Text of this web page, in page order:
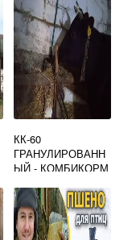
КК-60
ГРАНУЛИРОВАНН
ЫЙ - КОМБИКОРМ
ВЫСОКОУДОЙНЫ
Х КОРОВ